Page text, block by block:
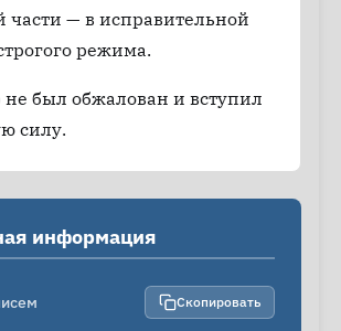
части — в исправительной
режима.
был обжалован и вступил
силу.
информация
Скопировать